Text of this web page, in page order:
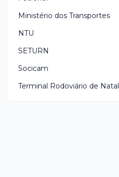
Ministério dos Transportes
NTU
SETURN
Socicam
Terminal Rodoviário de Natal